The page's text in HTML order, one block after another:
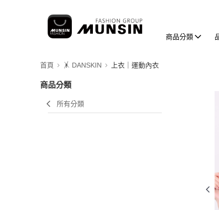
商品分類
首頁 🤸 DANSKIN 上衣｜運動內衣
商品分類
所有分類